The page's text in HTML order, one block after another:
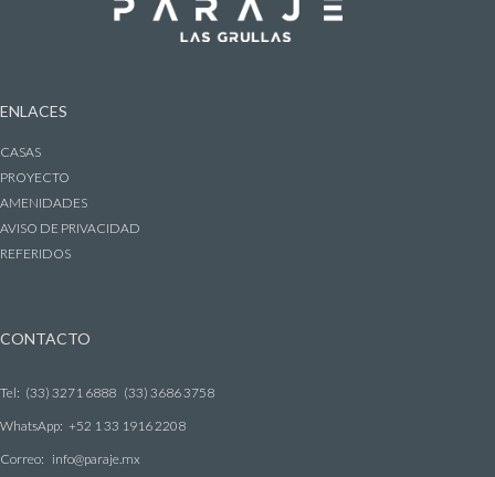
ENLACES
CASAS
PROYECTO
AMENIDADES
AVISO DE PRIVACIDAD
REFERIDOS
CONTACTO
Tel: (33) 3271 6888 (33) 3686 3758
WhatsApp: +52 1 33 1916 2208
Correo: info@paraje.mx